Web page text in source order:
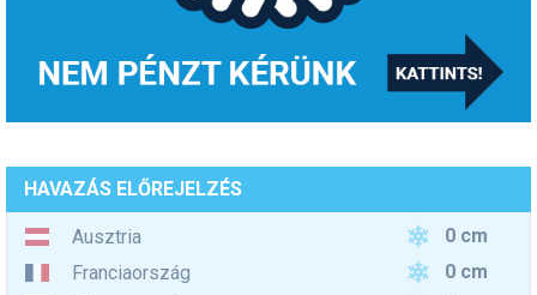
HAVAZÁS ELŐREJELZÉS
Ausztria
0 cm
Franciaország
0 cm